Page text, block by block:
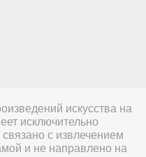
искусства на
исключительно
с извлечением
и не направлено на